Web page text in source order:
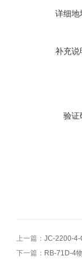
详细地
补充说
验证
上一篇： JC-2200-4-
下一篇： RB-71D-4